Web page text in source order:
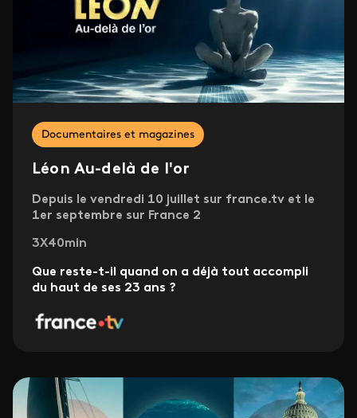
Documentaires et magazines
Léon Au-delà de l'or
Depuis le vendredi 10 juillet sur france.tv et le
1er septembre sur France 2
3X40min
Que reste-t-il quand on a déjà tout accompli
du haut de ses 23 ans ?